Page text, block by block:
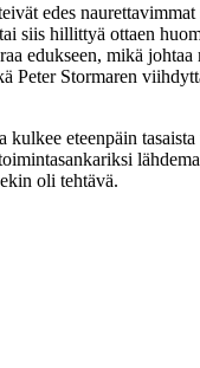
edes
siis hillittyä ottaen
edukseen, mikä
Peter Stormaren
eteenpäin
oli tehtävä.